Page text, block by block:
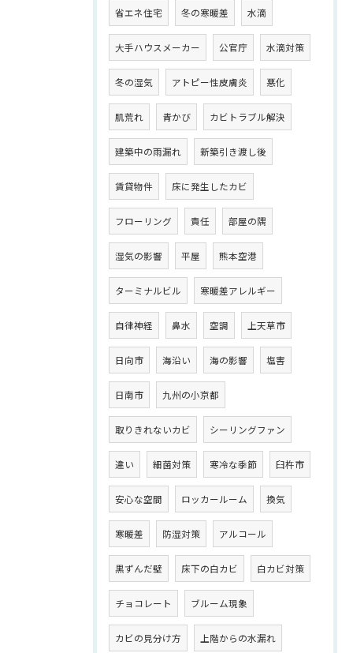
省エネ住宅 冬の寒暖差 水滴
大手ハウスメーカー 公官庁 水滴対策
冬の湿気 アトピー性皮膚炎 悪化
肌荒れ 青かび カビトラブル解決
建築中の雨漏れ 新築引き渡し後
賃貸物件 床に発生したカビ
フローリング 責任 部屋の隅
湿気の影響 平屋 熊本空港
ターミナルビル 寒暖差アレルギー
自律神経 鼻水 空調 上天草市
日向市 海沿い 海の影響 塩害
日南市 九州の小京都
取りきれないカビ シーリングファン
違い 細菌対策 寒冷な季節 臼杵市
安心な空間 ロッカールーム 換気
寒暖差 防湿対策 アルコール
黒ずんだ壁 床下の白カビ 白カビ対策
チョコレート ブルーム現象
カビの見分け方 上階からの水漏れ